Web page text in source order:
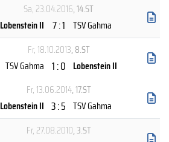
Sa, 23.04.2016, 14.ST
Lobenstein II 7 : 1 TSV Gahma
Fr, 18.10.2013, 8.ST
TSV Gahma 1 : 0 Lobenstein II
Fr, 13.06.2014, 17.ST
Lobenstein II 3 : 5 TSV Gahma
Fr, 27.08.2010, 3.ST